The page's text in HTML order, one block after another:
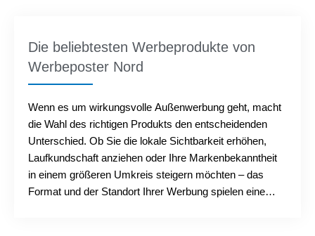
Die beliebtesten Werbeprodukte von
Werbeposter Nord
Wenn es um wirkungsvolle Außenwerbung geht, macht
die Wahl des richtigen Produkts den entscheidenden
Unterschied. Ob Sie die lokale Sichtbarkeit erhöhen,
Laufkundschaft anziehen oder Ihre Markenbe­kanntheit
in einem größeren Umkreis steigern möchten – das
Format und der Standort Ihrer Werbung spielen eine